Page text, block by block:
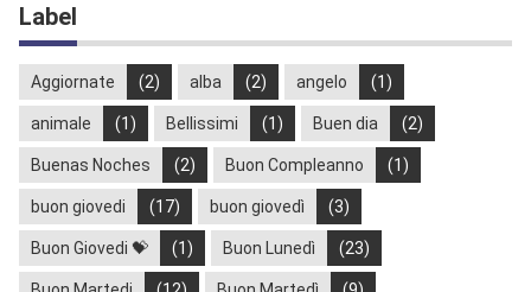
Label
Aggiornate (2) alba (2) angelo (1)
animale (1) Bellissimi (1) Buen dia (2)
Buenas Noches (2) Buon Compleanno (1)
buon giovedi (17) buon giovedì (3)
Buon Giovedi 💝 (1) Buon Lunedì (23)